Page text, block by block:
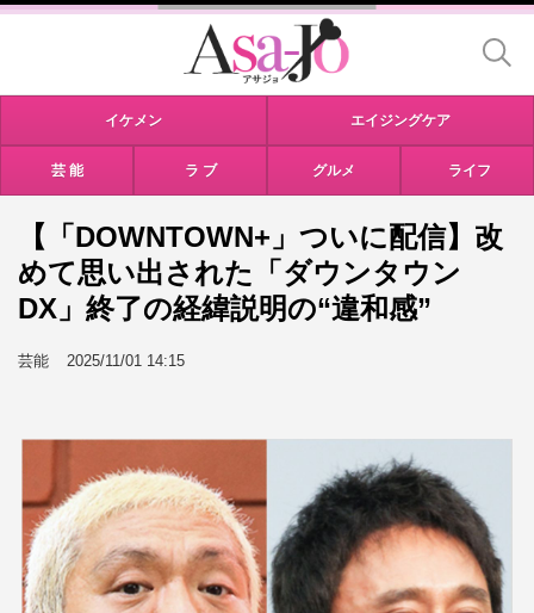
イケメン エイジングケア
芸 能 ラ ブ グルメ ライフ
【「DOWNTOWN+」ついに配信】改
めて思い出された「ダウンタウン
DX」終了の経緯説明の“違和感”
芸能 2025/11/01 14:15